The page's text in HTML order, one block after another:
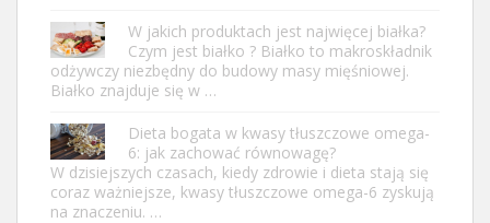
W jakich produktach jest najwięcej białka?
Czym jest białko ? Białko to makroskładnik
odżywczy niezbędny do budowy masy mięśniowej.
Białko znajduje się w …
Dieta bogata w kwasy tłuszczowe omega-
6: jak zachować równowagę?
W dzisiejszych czasach, kiedy zdrowie i dieta stają się
coraz ważniejsze, kwasy tłuszczowe omega-6 zyskują
na znaczeniu. …